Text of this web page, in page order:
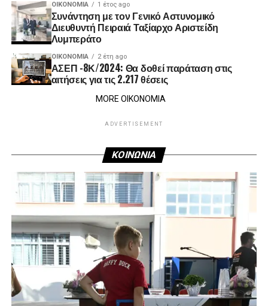
ΟΙΚΟΝΟΜΊΑ 1 έτος ago
Συνάντηση με τον Γενικό Αστυνομικό
Διευθυντή Πειραιά Ταξίαρχο Αριστείδη
Λυμπεράτο
ΟΙΚΟΝΟΜΊΑ 2 έτη ago
ΑΣΕΠ -8Κ/2024: Θα δοθεί παράταση στις
αιτήσεις για τις 2.217 θέσεις
MORE ΟΙΚΟΝΟΜΙΑ
ADVERTISEMENT
ΚΟΙΝΩΝΙΑ